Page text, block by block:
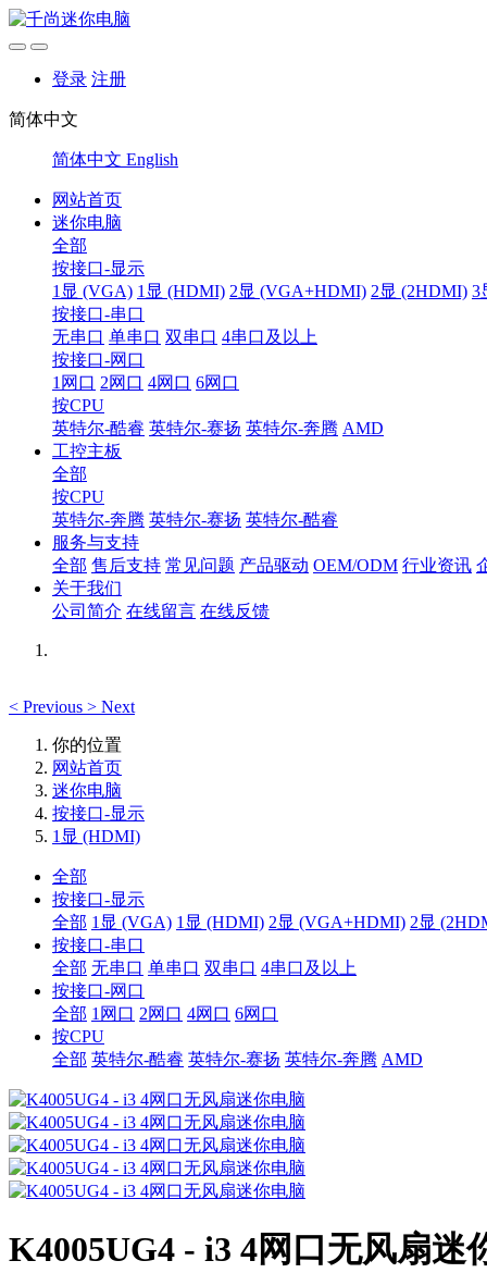
登录 注册
简体中文
简体中文 English
网站首页
迷你电脑
全部
按接口-显示
1显 (VGA) 1显 (HDMI) 2显 (VGA+HDMI) 2显 (2HDMI) 3
按接口-串口
无串口 单串口 双串口 4串口及以上
按接口-网口
1网口 2网口 4网口 6网口
按CPU
英特尔-酷睿 英特尔-赛扬 英特尔-奔腾 AMD
工控主板
全部
按CPU
英特尔-奔腾 英特尔-赛扬 英特尔-酷睿
服务与支持
全部 售后支持 常见问题 产品驱动 OEM/ODM 行业资讯
关于我们
公司简介 在线留言 在线反馈
< Previous > Next
你的位置
网站首页
迷你电脑
按接口-显示
1显 (HDMI)
全部
按接口-显示
全部 1显 (VGA) 1显 (HDMI) 2显 (VGA+HDMI) 2显
按接口-串口
全部 无串口 单串口 双串口 4串口及以上
按接口-网口
全部 1网口 2网口 4网口 6网口
按CPU
全部 英特尔-酷睿 英特尔-赛扬 英特尔-奔腾 AMD
K4005UG4 - i3 4网口无风扇迷